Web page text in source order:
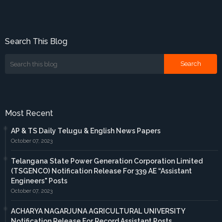
Search This Blog
Most Recent
AP & TS Daily Telugu & English News Papers
October 07, 2023
Telangana State Power Generation Corporation Limited
(TSGENCO) Notification Release For 339 AE “Assistant
Engineers" Posts
October 07, 2023
ACHARYA NAGARJUNA AGRICULTURAL UNIVERSITY